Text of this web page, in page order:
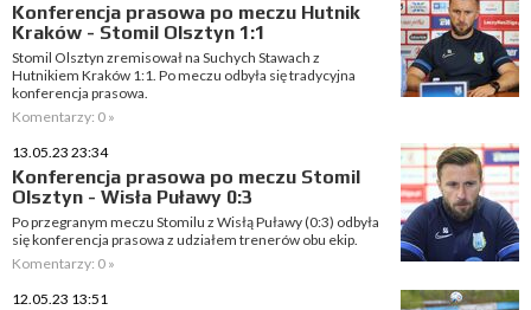
Konferencja prasowa po meczu Hutnik
Kraków - Stomil Olsztyn 1:1
Stomil Olsztyn zremisował na Suchych Stawach z
Hutnikiem Kraków 1:1. Po meczu odbyła się tradycyjna
konferencja prasowa.
Komentarzy: 0 »
13.05.23 23:34
Konferencja prasowa po meczu Stomil
Olsztyn - Wisła Puławy 0:3
Po przegranym meczu Stomilu z Wisłą Puławy (0:3) odbyła
się konferencja prasowa z udziałem trenerów obu ekip.
Komentarzy: 0 »
12.05.23 13:51